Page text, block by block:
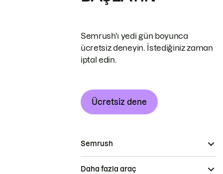
Semrush'ı yedi gün boyunca
ücretsiz deneyin. İstediğiniz zaman
iptal edin.
Ücretsiz dene
Semrush
Daha fazla araç